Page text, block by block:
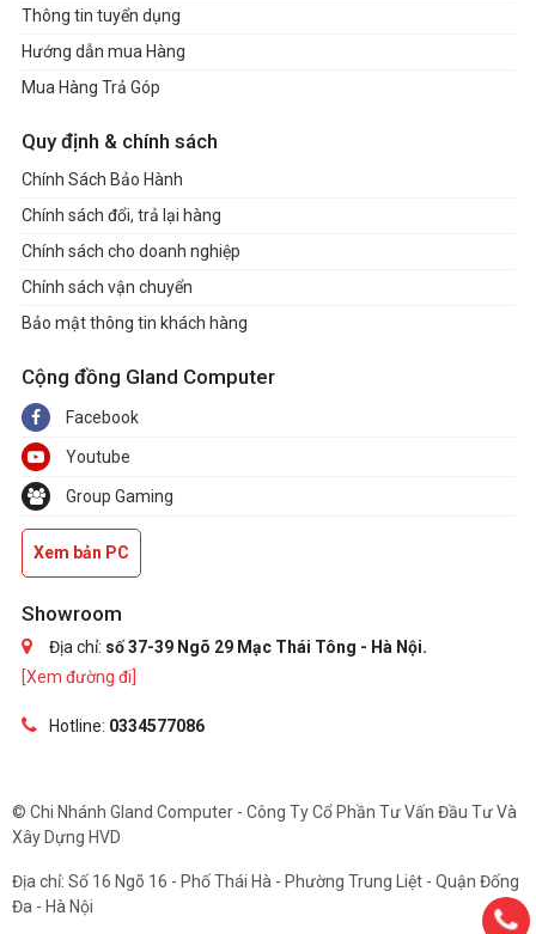
Thông tin tuyển dụng
Hướng dẫn mua Hàng
Mua Hàng Trả Góp
Quy định & chính sách
Chính Sách Bảo Hành
Chính sách đổi, trả lại hàng
Chính sách cho doanh nghiệp
Chính sách vận chuyển
Bảo mật thông tin khách hàng
Cộng đồng Gland Computer
Facebook
Youtube
Group Gaming
Xem bản PC
Showroom
Địa chỉ: số 37-39 Ngõ 29 Mạc Thái Tông - Hà Nội.
[Xem đường đi]
Hotline: 0334577086
© Chi Nhánh Gland Computer - Công Ty Cổ Phần Tư Vấn Đầu Tư Và
Xây Dựng HVD
Địa chỉ: Số 16 Ngõ 16 - Phố Thái Hà - Phường Trung Liệt - Quận Đống
Đa - Hà Nội